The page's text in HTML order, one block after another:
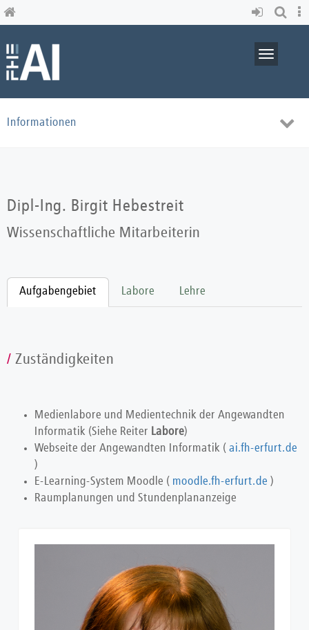
Skip
to
content
Toggle
Informationen
Toggle
Dipl-Ing. Birgit Hebestreit
Wissenschaftliche Mitarbeiterin
Aufgabengebiet Labore Lehre
Zuständigkeiten
Medienlabore und Medientechnik der Angewandten
Informatik (Siehe Reiter Labore)
Webseite der Angewandten Informatik ( ai.fh-erfurt.de
)
E-Learning-System Moodle ( moodle.fh-erfurt.de )
Raumplanungen und Stundenplananzeige